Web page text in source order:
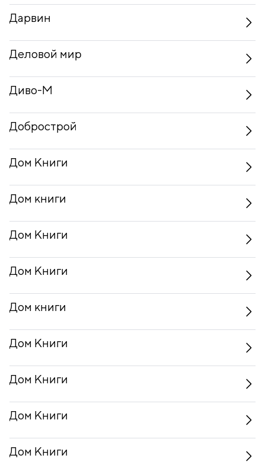
Дарвин
Деловой мир
Диво-М
Добрострой
Дом Книги
Дом книги
Дом Книги
Дом Книги
Дом книги
Дом Книги
Дом Книги
Дом Книги
Дом Книги